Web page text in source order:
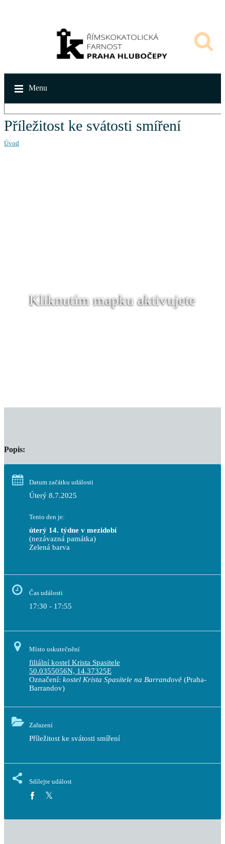
Menu
Příležitost ke svátosti smíření
Úvod
Kliknutím mapku aktivujete
Popis:
Datum začátku události
Úterý 8.7.2025
Tento den je:
úterý 14. týdne v mezidobí
(nezávazná památka)
Zelená barva
Čas události
17:30 - 17:55
Místo uskutečnění
filiální kostel Krista Spasitele
50.0355056N, 14.37325E
Označení: kostel Krista Spasitele na Barrandově (Praha-
Barrandov)
Zařazení
Příležitost ke svátosti smíření
Sdílejte událost